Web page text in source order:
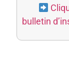
bulletin